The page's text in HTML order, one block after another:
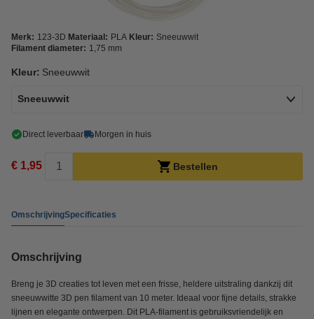
Merk: 123-3D Materiaal: PLA Kleur: Sneeuwwit
Filament diameter: 1,75 mm
Kleur: Sneeuwwit
Sneeuwwit
Direct leverbaar Morgen in huis
€ 1,95 Bestellen
OmschrijvingSpecificaties
Omschrijving
Breng je 3D creaties tot leven met een frisse, heldere uitstraling dankzij dit
sneeuwwitte 3D pen filament van 10 meter. Ideaal voor fijne details, strakke
lijnen en elegante ontwerpen. Dit PLA-filament is gebruiksvriendelijk en